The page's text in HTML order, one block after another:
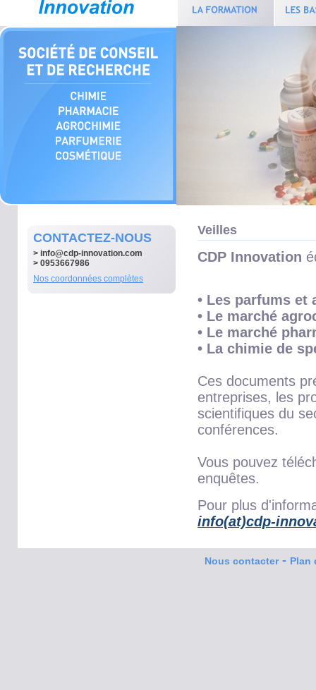
CONTACTEZ-NOUS
> info@cdp-innovation.com
> 0953667986
Nos coordonnées complètes
Veilles
CDP Innovation
• Les parfums et
• Le marché
• Le marché
• La chimie de
Ces documents
entreprises, les
scientifiques du
conférences.
Vous pouvez
enquêtes.
Pour plus
info(at)cdp-
Nous contacter- Plan